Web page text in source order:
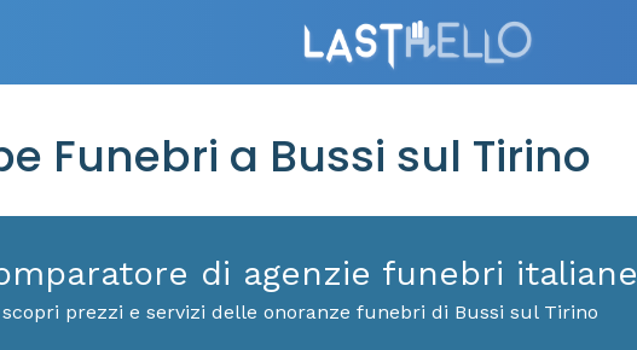
Funebri a Bussi sul Tirino
di agenzie funebri italiane
prezzi e servizi delle onoranze funebri di Bussi sul Tirino